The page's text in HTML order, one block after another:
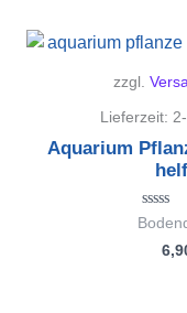
zzgl.
Lieferzeit:
Aquarium